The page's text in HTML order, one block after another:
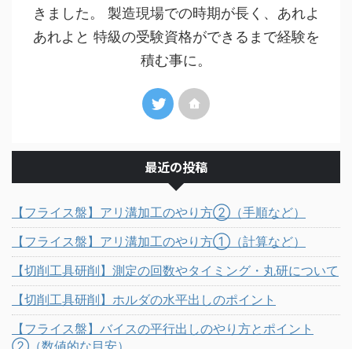
きました。 製造現場での時期が長く、あれよ
あれよと 特級の受験資格ができるまで経験を
積む事に。
最近の投稿
【フライス盤】アリ溝加工のやり方②（手順など）
【フライス盤】アリ溝加工のやり方①（計算など）
【切削工具研削】測定の回数やタイミング・丸研について
【切削工具研削】ホルダの水平出しのポイント
【フライス盤】バイスの平行出しのやり方とポイント
②（数値的な目安）